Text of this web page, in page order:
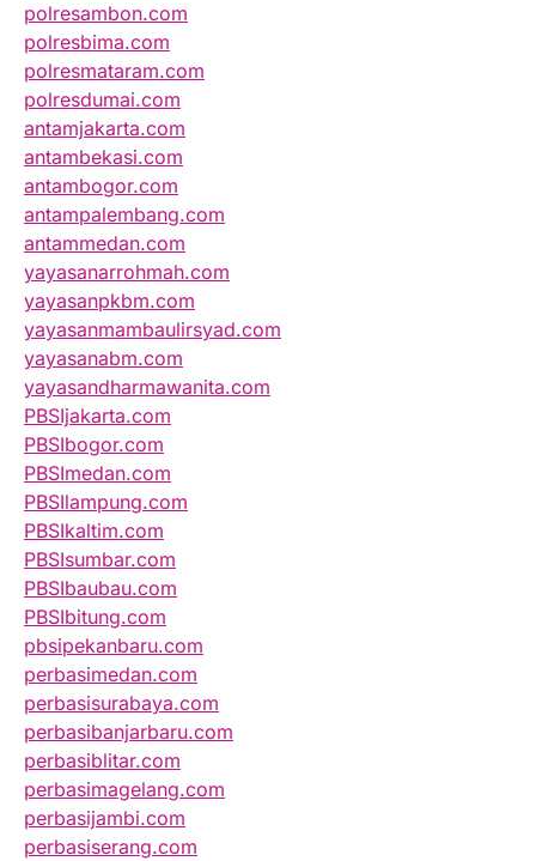
polresambon.com
polresbima.com
polresmataram.com
polresdumai.com
antamjakarta.com
antambekasi.com
antambogor.com
antampalembang.com
antammedan.com
yayasanarrohmah.com
yayasanpkbm.com
yayasanmambaulirsyad.com
yayasanabm.com
yayasandharmawanita.com
PBSIjakarta.com
PBSIbogor.com
PBSImedan.com
PBSIlampung.com
PBSIkaltim.com
PBSIsumbar.com
PBSIbaubau.com
PBSIbitung.com
pbsipekanbaru.com
perbasimedan.com
perbasisurabaya.com
perbasibanjarbaru.com
perbasiblitar.com
perbasimagelang.com
perbasijambi.com
perbasiserang.com